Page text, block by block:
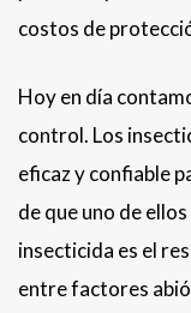
costos de
Hoy en día
control. Los
eficaz y confiable
de que uno de
insecticida es el
entre factores